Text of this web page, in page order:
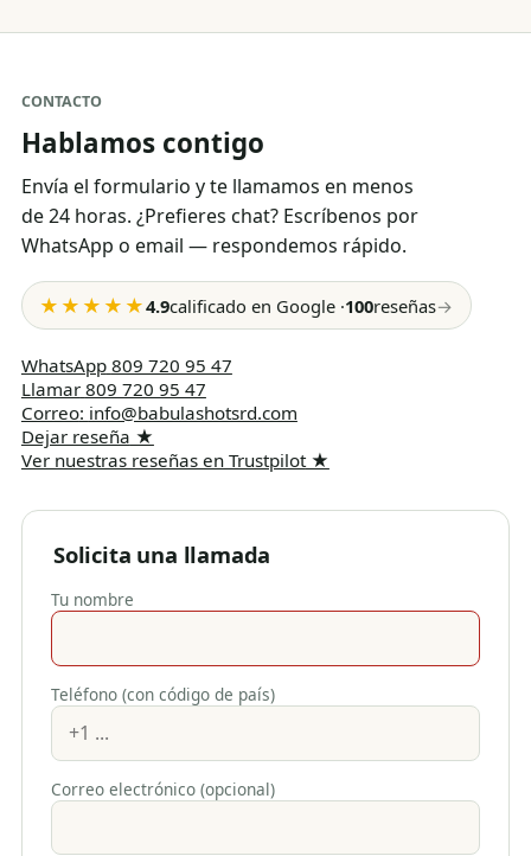
CONTACTO
Hablamos contigo
Envía el formulario y te llamamos en menos
de 24 horas. ¿Prefieres chat? Escríbenos por
WhatsApp o email — respondemos rápido.
★★★★★4.9calificado en Google ·100reseñas→
WhatsApp 809 720 95 47
Llamar 809 720 95 47
Correo: info@babulashotsrd.com
Dejar reseña ★
Ver nuestras reseñas en Trustpilot★
Solicita una llamada
Tu nombre
Teléfono (con código de país)
Correo electrónico (opcional)